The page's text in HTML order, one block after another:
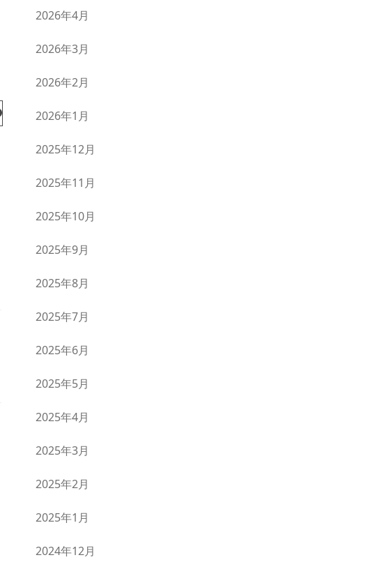
2026年4月
2026年3月
2026年2月
2026年1月
2025年12月
2025年11月
2025年10月
2025年9月
2025年8月
2025年7月
2025年6月
2025年5月
2025年4月
2025年3月
2025年2月
2025年1月
2024年12月